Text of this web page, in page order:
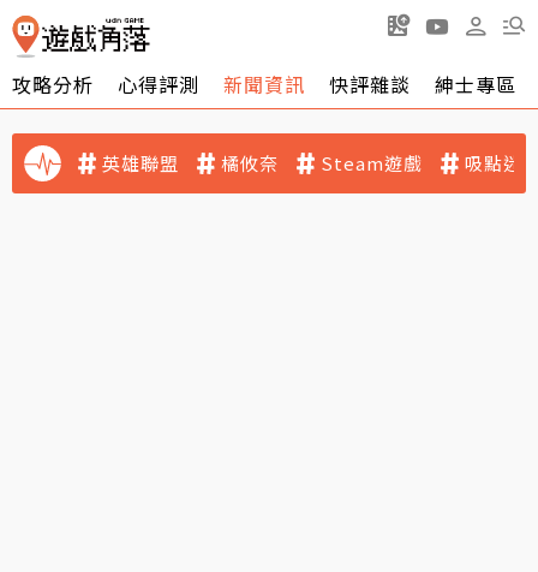
攻略分析 心得評測 新聞資訊 快評雜談 紳士專區
英雄聯盟 橘攸奈 Steam遊戲 吸點迷